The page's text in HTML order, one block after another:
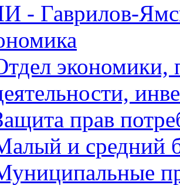
- Гаврилов-
экономики,
прав
и средний